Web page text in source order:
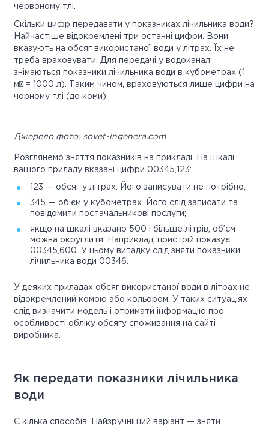
червоному тлі.
Скільки цифр передавати у показниках лічильника води?
Найчастіше відокремлені три останні цифри. Вони
вказують на обсяг використаної води у літрах. Їх не
треба враховувати. Для передачі у водоканал
знімаються показники лічильника води в кубометрах (1
м³ = 1000 л). Таким чином, враховуються лише цифри на
чорному тлі (до коми).
Джерело фото: sovet-ingenera.com
Розглянемо зняття показників на прикладі. На шкалі
вашого приладу вказані цифри 00345,123:
123 — обсяг у літрах. Його записувати не потрібно;
345 — об’єм у кубометрах. Його слід записати та
повідомити постачальникові послуги;
якщо на шкалі вказано 500 і більше літрів, об’єм
можна округлити. Наприклад, пристрій показує
00345,600. У цьому випадку слід зняти показники
лічильника води 00346.
У деяких приладах обсяг використаної води в літрах не
відокремлений комою або кольором. У таких ситуаціях
слід визначити модель і отримати інформацію про
особливості обліку обсягу споживання на сайті
виробника.
Як передати показники лічильника
води
Є кілька способів. Найзручніший варіант — зняти